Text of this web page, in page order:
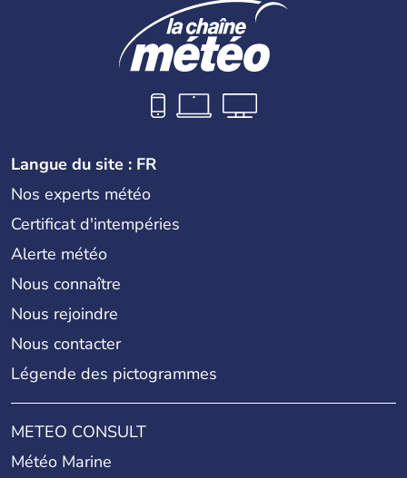
Langue du site : FR
Nos experts météo
Certificat d'intempéries
Alerte météo
Nous connaître
Nous rejoindre
Nous contacter
Légende des pictogrammes
METEO CONSULT
Météo Marine